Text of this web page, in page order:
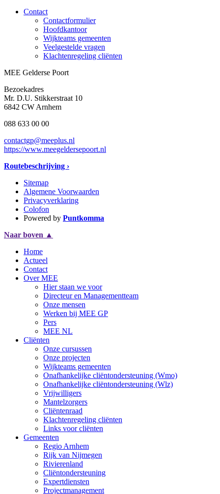
Contact
Contactformulier
Hoofdkantoor
Wijkteams gemeenten
Veelgestelde vragen
Klachtenregeling cliënten
MEE Gelderse Poort
Bezoekadres
Mr. D.U. Stikkerstraat 10
6842 CW Arnhem
088 633 00 00
contactgp@meeplus.nl
https://www.meegeldersepoort.nl
Routebeschrijving ›
Sitemap
Algemene Voorwaarden
Privacyverklaring
Colofon
Powered by Puntkomma
Naar boven ▲
Home
Actueel
Contact
Over MEE
Hier staan we voor
Directeur en Managementteam
Onze mensen
Werken bij MEE GP
Pers
MEE NL
Cliënten
Onze cursussen
Onze projecten
Wijkteams gemeenten
Onafhankelijke cliëntondersteuning (Wmo)
Onafhankelijke cliëntondersteuning (Wlz)
Vrijwilligers
Mantelzorgers
Cliëntenraad
Klachtenregeling cliënten
Links voor cliënten
Gemeenten
Regio Arnhem
Rijk van Nijmegen
Rivierenland
Cliëntondersteuning
Expertdiensten
Projectmanagement